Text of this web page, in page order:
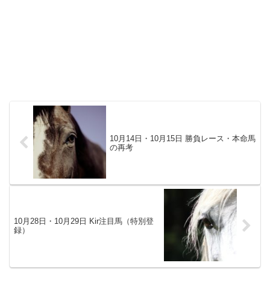
10月14日・10月15日 勝負レース・本命馬
の再考
10月28日・10月29日 Kir注目馬（特別登
録）